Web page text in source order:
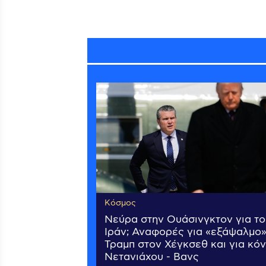
Κόσμος
Νεύρα στην Ουάσινγκτον για το
Ιράν; Αναφορές για «εξάψαλμο»
Τραμπ στον Χέγκσεθ και για
Νετανιάχου - Βανς